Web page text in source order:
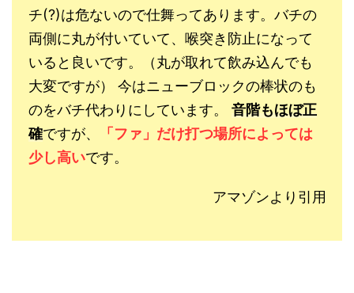
チ(?)は危ないので仕舞ってあります。バチの
両側に丸が付いていて、喉突き防止になって
いると良いです。（丸が取れて飲み込んでも
大変ですが） 今はニューブロックの棒状のも
のをバチ代わりにしています。 音階もほぼ正
確ですが、
「ファ」だけ打つ場所によっては
少し高いです。
アマゾンより引用